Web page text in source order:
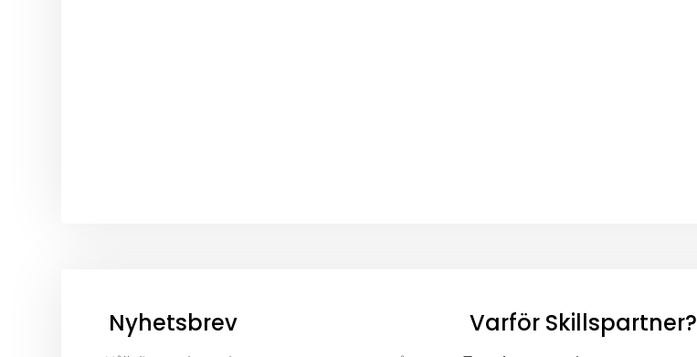
Nyhetsbrev Varför Skillspartner?